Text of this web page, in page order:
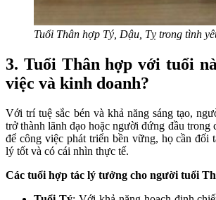
Tuổi Thân hợp Tý, Dậu, Tỵ trong tình
3. Tuổi Thân hợp với tuổi
việc và kinh doanh?
Với trí tuệ sắc bén và khả năng sáng tạo,
trở thành lãnh đạo hoặc người đứng đầu trong
để công việc phát triển bền vững, họ cần đối
lý tốt và có cái nhìn thực tế.
Các tuổi hợp tác lý tưởng cho người tuổi